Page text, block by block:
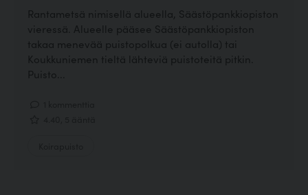
Rantametsä nimisellä alueella, Säästöpankkiopiston
vieressä. Alueelle pääsee Säästöpankkiopiston
takaa menevää puistopolkua (ei autolla) tai
Koukkuniemen tieltä lähteviä puistoteitä pitkin.
Puisto...